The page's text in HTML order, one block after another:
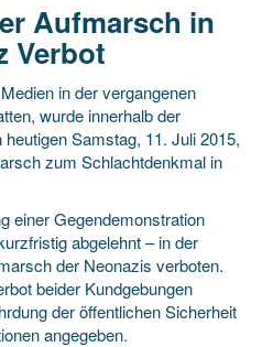
Aufmarsch in
Verbot
in der vergangenen
wurde innerhalb der
Samstag, 11. Juli 2015,
zum Schlachtdenkmal in
einer Gegendemonstration
abgelehnt – in der
der Neonazis verboten.
beider Kundgebungen
der öffentlichen Sicherheit
angegeben.